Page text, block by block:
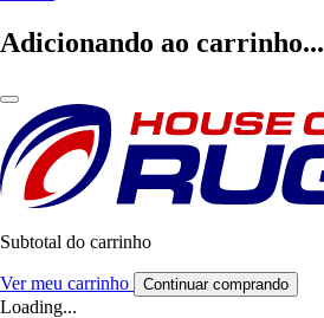
Adicionando ao carrinho...
Subtotal do carrinho
Ver meu carrinho Continuar comprando
Loading...